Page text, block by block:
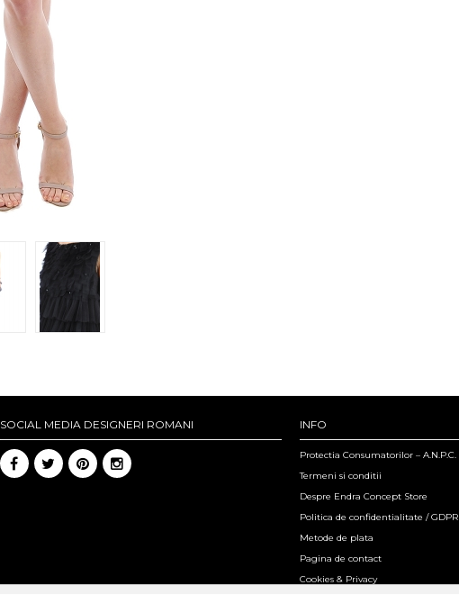
SOCIAL MEDIA DESIGNERI ROMANI INFO
Protectia Consumatorilor – A.N.P.C.
Termeni si conditii
Despre Endra Concept Store
Politica de confidentialitate / GDPR
Metode de plata
Pagina de contact
Cookies & Privacy